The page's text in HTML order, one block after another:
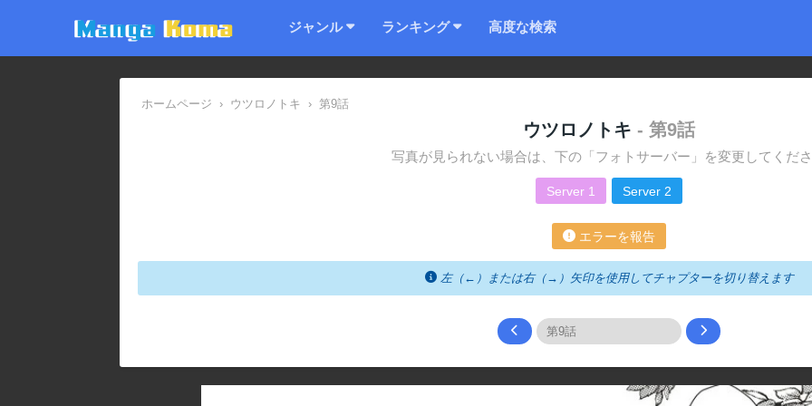
ジャンル ランキング 高度な検索
ホームページ › ウツロノトキ › 第9話
ウツロノトキ - 第9話
写真が見られない場合は、下の「フォトサーバー」を変更してくだ
Server 1 Server 2
エラーを報告
左（←）または右（→）矢印を使用してチャプターを切り替えます